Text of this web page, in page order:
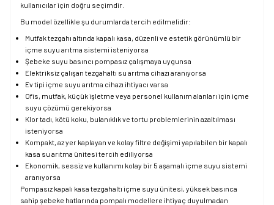
kullanıcılar için doğru seçimdir.
Bu model özellikle şu durumlarda tercih edilmelidir:
Mutfak tezgahı altında kapalı kasa, düzenli ve estetik görünümlü bir
içme suyu arıtma sistemi isteniyorsa
Şebeke suyu basıncı pompasız çalışmaya uygunsa
Elektriksiz çalışan tezgahaltı su arıtma cihazı aranıyorsa
Ev tipi içme suyu arıtma cihazı ihtiyacı varsa
Ofis, mutfak, küçük işletme veya personel kullanım alanları için içme
suyu çözümü gerekiyorsa
Klor tadı, kötü koku, bulanıklık ve tortu problemlerinin azaltılması
isteniyorsa
Kompakt, az yer kaplayan ve kolay filtre değişimi yapılabilen bir kapalı
kasa su arıtma ünitesi tercih ediliyorsa
Ekonomik, sessiz ve kullanımı kolay bir 5 aşamalı içme suyu sistemi
aranıyorsa
Pompasız kapalı kasa tezgahaltı içme suyu ünitesi, yüksek basınca
sahip şebeke hatlarında pompalı modellere ihtiyaç duyulmadan